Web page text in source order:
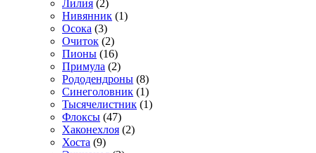
Лилия (2)
Нивянник (1)
Осока (3)
Очиток (2)
Пионы (16)
Примула (2)
Рододендроны (8)
Синеголовник (1)
Тысячелистник (1)
Флоксы (47)
Хаконехлоя (2)
Хоста (9)